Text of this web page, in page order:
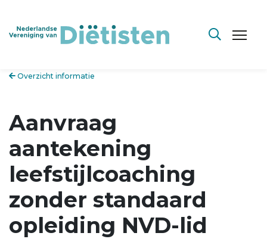
Overzicht informatie
Aanvraag
aantekening
leefstijlcoaching
zonder standaard
opleiding NVD-lid